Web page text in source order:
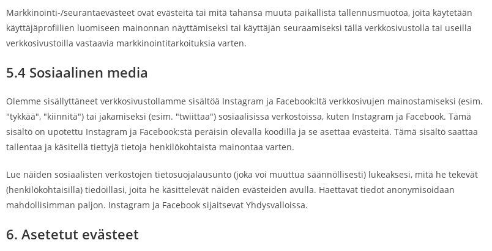
Markkinointi-/seurantaevästeet ovat evästeitä tai mitä tahansa muuta paikallista tallennusmuotoa, joita käytetään
käyttäjäprofiilien luomiseen mainonnan näyttämiseksi tai käyttäjän seuraamiseksi tällä verkkosivustolla tai useilla
verkkosivustoilla vastaavia markkinointitarkoituksia varten.
5.4 Sosiaalinen media
Olemme sisällyttäneet verkkosivustollamme sisältöä Instagram ja Facebook:ltä verkkosivujen mainostamiseksi (esim.
"tykkää", "kiinnitä") tai jakamiseksi (esim. "twiittaa") sosiaalisissa verkostoissa, kuten Instagram ja Facebook. Tämä
sisältö on upotettu Instagram ja Facebook:stä peräisin olevalla koodilla ja se asettaa evästeitä. Tämä sisältö saattaa
tallentaa ja käsitellä tiettyjä tietoja henkilökohtaista mainontaa varten.
Lue näiden sosiaalisten verkostojen tietosuojalausunto (joka voi muuttua säännöllisesti) lukeaksesi, mitä he tekevät
(henkilökohtaisilla) tiedoillasi, joita he käsittelevät näiden evästeiden avulla. Haettavat tiedot anonymisoidaan
mahdollisimman paljon. Instagram ja Facebook sijaitsevat Yhdysvalloissa.
6. Asetetut evästeet